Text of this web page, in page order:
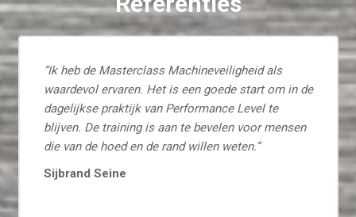
“Ik heb de Masterclass Machineveiligheid als
waardevol ervaren. Het is een goede start om in de
dagelijkse praktijk van Performance Level te
blijven. De training is aan te bevelen voor mensen
die van de hoed en de rand willen weten.”
Sijbrand Seine